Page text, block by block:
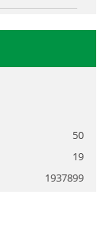
50
19
1937899